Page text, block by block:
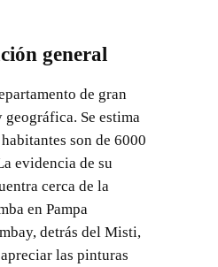
general
de gran
Se estima
son de 6000
evidencia de su
cerca de la
en Pampa
detrás del Misti,
las pinturas